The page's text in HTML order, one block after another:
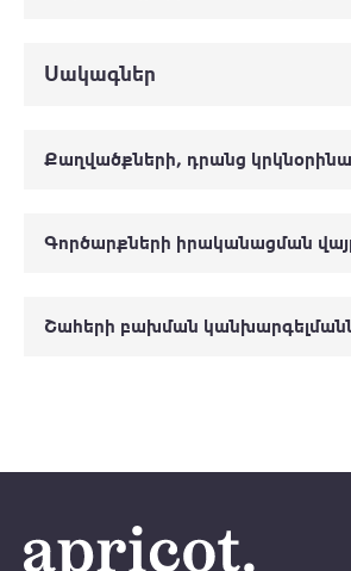
Սակագներ
Քաղվածքների, դրանց
Գործարքների իրականացման
Շահերի բախման